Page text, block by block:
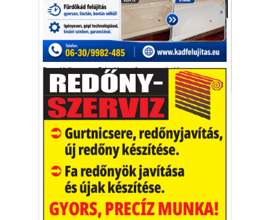
Sport
Kétezren kísérték el a már kiesett csapatot,
nem maradt el a jutalom.
Rayo Vallecano Celta Vigo foci szurkoló
Kaktusz
Vakációs őrület
A nyaralás extrém
helyzeteket teremt, nagyon
sokan kalandot, kihívást
keresnek.
Vélemény rovat cikkei
Újságlapozó